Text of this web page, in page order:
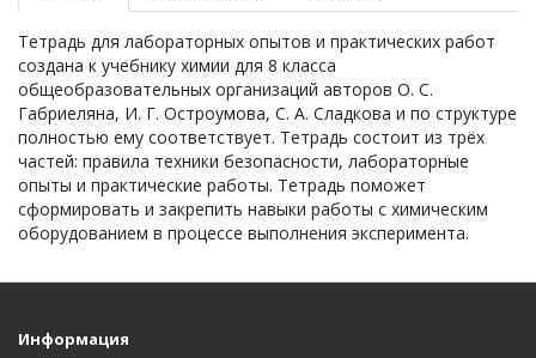
Тетрадь для лабораторных опытов и практических работ
создана к учебнику химии для 8 класса
общеобразовательных организаций авторов О. С.
Габриеляна, И. Г. Остроумова, С. А. Сладкова и по структуре
полностью ему соответствует. Тетрадь состоит из трёх
частей: правила техники безопасности, лабораторные
опыты и практические работы. Тетрадь поможет
сформировать и закрепить навыки работы с химическим
оборудованием в процессе выполнения эксперимента.
Информация